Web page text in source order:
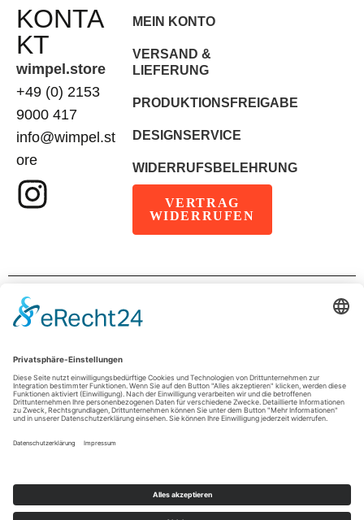
KONTA
KT
wimpel.store
+49 (0) 2153
9000 417
info@wimpel.st
ore
MEIN KONTO
VERSAND &
LIEFERUNG
PRODUKTIONSFREIGABE
DESIGNSERVICE
WIDERRUFSBELEHRUNG
VERTRAG
WIDERRUFEN
© 2026 wimpel.store ist eine Marke der
IMPRESSUM
DATENSCHUTZ
AGB